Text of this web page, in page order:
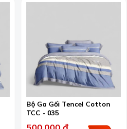
Bộ Ga Gối Tencel Cotton
TCC - 035